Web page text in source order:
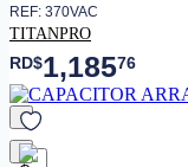
REF: 370VAC
TITANPRO
RD$1,18576